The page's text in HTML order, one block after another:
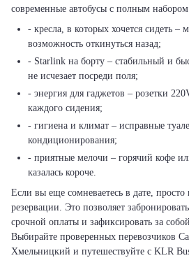
современные автобусы с полным набором
- кресла, в которых хочется сидеть –
возможность откинуться назад;
- Starlink на борту – стабильный и
не исчезает посреди поля;
- энергия для гаджетов – розетки
каждого сидения;
- гигиена и климат – исправные
кондиционирования;
- приятные мелочи – горячий кофе
казалась короче.
Если вы еще сомневаетесь в дате, просто
резервации. Это позволяет
срочной оплаты и зафиксировать за
Выбирайте проверенных перевозчиков
Хмельницкий и путешествуйте с KLR